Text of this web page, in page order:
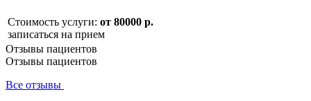
Стоимость услуги: от 80000 р.
записаться на прием
Отзывы пациентов
Отзывы пациентов
Все отзывы